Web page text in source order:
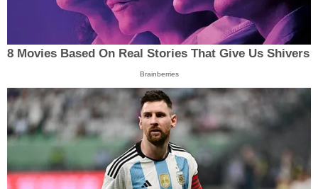
8 Movies Based On Real Stories That Give Us Shivers
Brainberries